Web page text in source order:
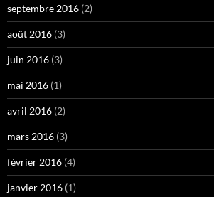
septembre 2016 (2)
août 2016 (3)
juin 2016 (3)
mai 2016 (1)
avril 2016 (2)
mars 2016 (3)
février 2016 (4)
janvier 2016 (1)